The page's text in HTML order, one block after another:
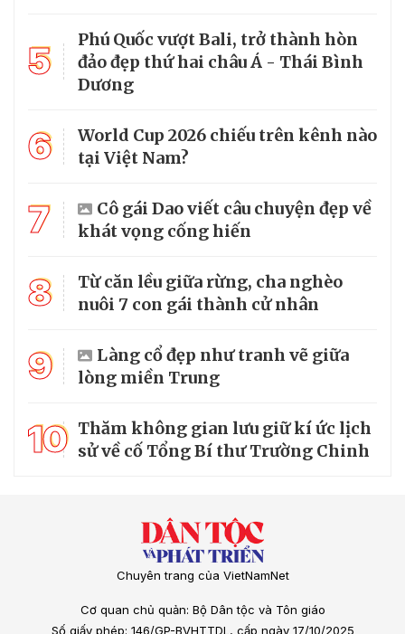
5
Phú Quốc vượt Bali, trở thành hòn
đảo đẹp thứ hai châu Á - Thái Bình
Dương
6
World Cup 2026 chiếu trên kênh nào
tại Việt Nam?
7
Cô gái Dao viết câu chuyện đẹp về
khát vọng cống hiến
8
Từ căn lều giữa rừng, cha nghèo
nuôi 7 con gái thành cử nhân
9
Làng cổ đẹp như tranh vẽ giữa
lòng miền Trung
10 Thăm không gian lưu giữ kí ức lịch
sử về cố Tổng Bí thư Trường Chinh
Chuyên trang của VietNamNet
Cơ quan chủ quản: Bộ Dân tộc và Tôn giáo
Số giấy phép: 146/GP-BVHTTDL, cấp ngày 17/10/2025